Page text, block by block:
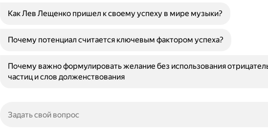
Как Лев Лещенко пришел к своему успеху в мире музыки?
Почему потенциал считается ключевым фактором успеха?
Почему важно формулировать желание без использования
частиц и слов долженствования